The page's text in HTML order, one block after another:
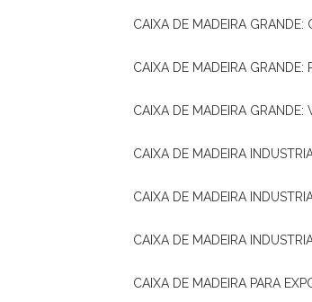
CAIXA DE MADEIRA
CAIXA DE MADEIRA GRANDE:
CAIXA DE MADEIRA
CAIXA DE MADEIRA
CAIXA DE MADEIRA
CAIXA DE MADEIRA
CAIXA DE MADEIRA PARA